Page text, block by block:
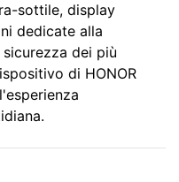
sottile, display
dedicate alla
dei più
di HONOR